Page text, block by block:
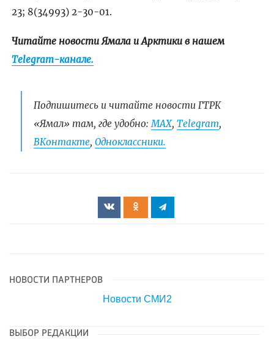
23; 8(34993) 2-30-01.
Читайте новости Ямала и Арктики в нашем
Telegram-канале.
Подпишитесь и читайте новости ГТРК
«Ямал» там, где удобно:МАХ, Telegram,
ВКонтакте, Одноклассники.
НОВОСТИ ПАРТНЕРОВ
Новости СМИ2
ВЫБОР РЕДАКЦИИ